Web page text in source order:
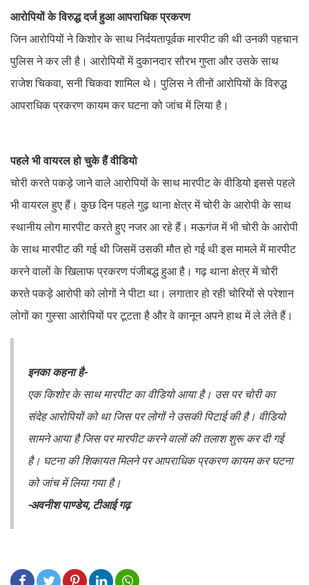
आरोपियों के विरुद्ध दर्ज हुआ आपराधिक प्रकरण
जिन आरोपियों ने किशोर के साथ निर्दयतापूर्वक मारपीट की थी उनकी पहचान
पुलिस ने कर ली है। आरोपियों में दुकानदार सौरभ गुप्ता और उसके साथ
राजेश चिकवा, सनी चिकवा शामिल थे। पुलिस ने तीनों आरोपियों के विरुद्ध
आपराधिक प्रकरण कायम कर घटना को जांच में लिया है।
पहले भी वायरल हो चुके हैं वीडियो
चोरी करते पकड़े जाने वाले आरोपियों के साथ मारपीट के वीडियो इससे पहले
भी वायरल हुए हैं। कुछ दिन पहले गुढ़ थाना क्षेत्र में चोरी के आरोपी के साथ
स्थानीय लोग मारपीट करते हुए नजर आ रहे हैं। मऊगंज में भी चोरी के आरोपी
के साथ मारपीट की गई थी जिसमें उसकी मौत हो गई थी इस मामले में मारपीट
करने वालों के खिलाफ प्रकरण पंजीबद्ध हुआ है। गढ़ थाना क्षेत्र में चोरी
करते पकड़े आरोपी को लोगों ने पीटा था। लगातार हो रही चोरियों से परेशान
लोगों का गुस्सा आरोपियों पर टूटता है और वे कानून अपने हाथ में ले लेते हैं।
इनका कहना है-
एक किशोर के साथ मारपीट का वीडियो आया है। उस पर चोरी का
संदेह आरोपियों को था जिस पर लोगों ने उसकी पिटाई की है। वीडियो
सामने आया है जिस पर मारपीट करने वालों की तलाश शुरू कर दी गई
है। घटना की शिकायत मिलने पर आपराधिक प्रकरण कायम कर घटना
को जांच में लिया गया है।
-अवनीश पाण्डेय, टीआई गढ़